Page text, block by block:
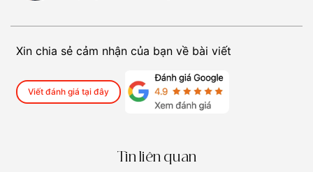
Xin chia sẻ cảm nhận của bạn về bài viết
Viết đánh giá tại đây
Tin liên quan